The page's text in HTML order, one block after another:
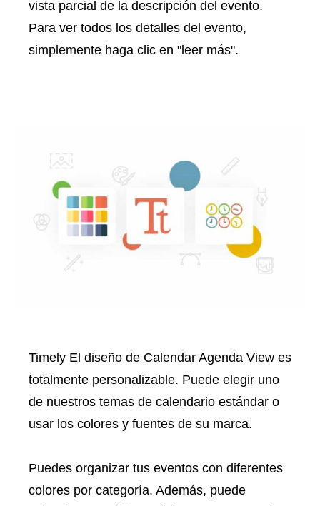
vista parcial de la descripción del evento.
Para ver todos los detalles del evento,
simplemente haga clic en "leer más".
Timely El diseño de Calendar Agenda View es
totalmente personalizable. Puede elegir uno
de nuestros temas de calendario estándar o
usar los colores y fuentes de su marca.
Puedes organizar tus eventos con diferentes
colores por categoría. Además, puede